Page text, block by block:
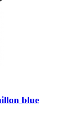
blue